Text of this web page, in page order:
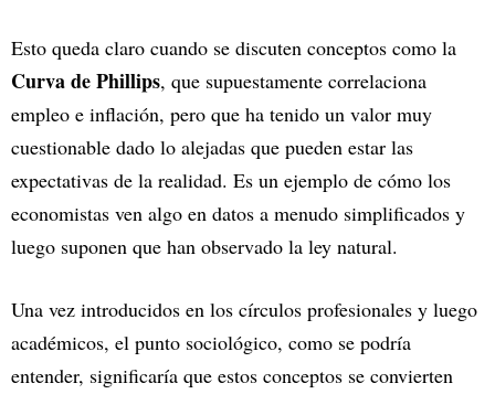
Esto queda claro cuando se discuten conceptos como la
Curva de Phillips, que supuestamente correlaciona
empleo e inflación, pero que ha tenido un valor muy
cuestionable dado lo alejadas que pueden estar las
expectativas de la realidad. Es un ejemplo de cómo los
economistas ven algo en datos a menudo simplificados y
luego suponen que han observado la ley natural.
Una vez introducidos en los círculos profesionales y luego
académicos, el punto sociológico, como se podría
entender, significaría que estos conceptos se convierten